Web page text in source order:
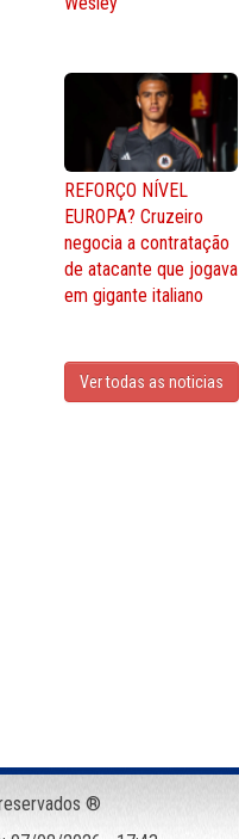
REFORÇO NÍVEL
EUROPA? Cruzeiro
negocia a contratação
de atacante que jogava
em gigante italiano
Ver todas as noticias
®